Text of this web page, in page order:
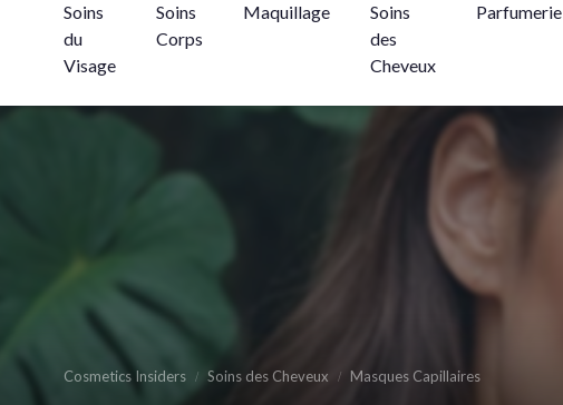
Soins
du
Visage
Soins
Corps
Maquillage
Soins
des
Cheveux
Parfumerie
Cosmetics Insiders Soins des Cheveux Masques Capillaires